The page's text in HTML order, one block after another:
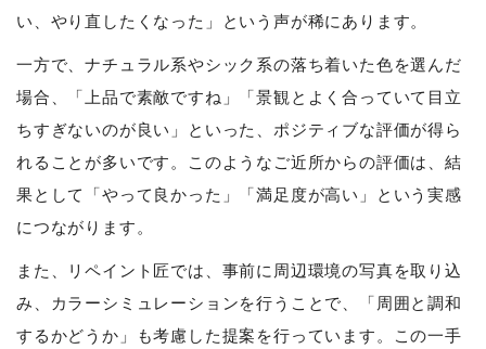
い、やり直したくなった」という声が稀にあります。
一方で、ナチュラル系やシック系の落ち着いた色を選んだ
場合、「上品で素敵ですね」「景観とよく合っていて目立
ちすぎないのが良い」といった、ポジティブな評価が得ら
れることが多いです。このようなご近所からの評価は、結
果として「やって良かった」「満足度が高い」という実感
につながります。
また、リペイント匠では、事前に周辺環境の写真を取り込
み、カラーシミュレーションを行うことで、「周囲と調和
するかどうか」も考慮した提案を行っています。この一手